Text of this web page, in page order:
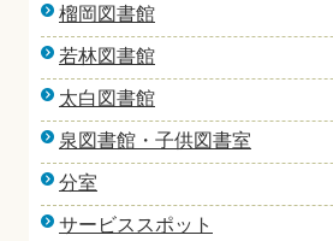
榴岡図書館
若林図書館
太白図書館
泉図書館・子供図書室
分室
サービススポット